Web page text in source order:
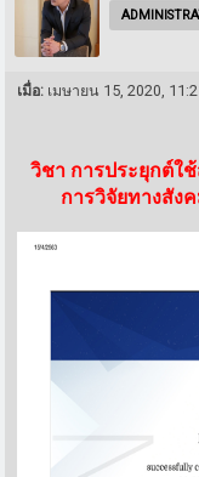
เมื่อ: เมษายน 15, 2020,
วิชา การประยุกต์ใ
การวิจัยทางสัง